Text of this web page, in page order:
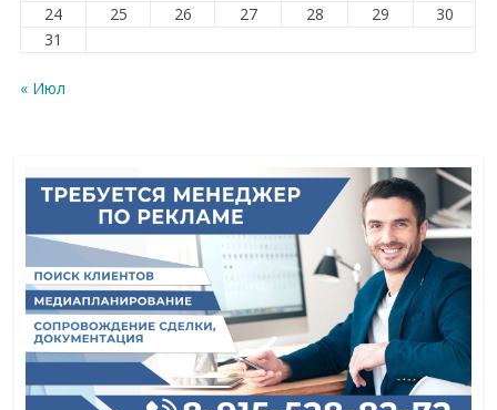
24
25 26 27 28 29
30
31
« Июл